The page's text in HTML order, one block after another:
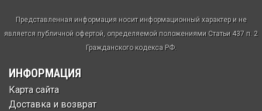
Представленная информация носит информационный характер и не
является публичной офертой, определяемой положениями Статьи 437 п. 2
Гражданского кодекса РФ.
ИНФОРМАЦИЯ
Карта сайта
Доставка и возврат